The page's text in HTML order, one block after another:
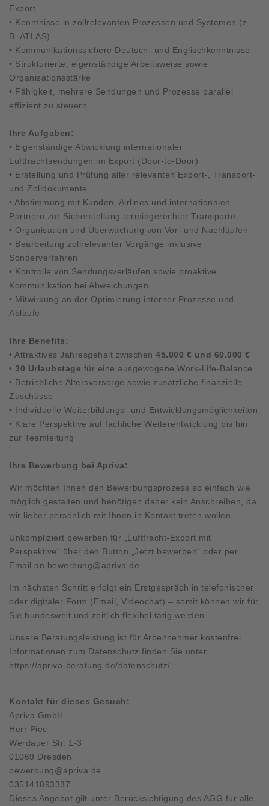
Export
• Kenntnisse in zollrelevanten Prozessen und Systemen (z.
B. ATLAS)
• Kommunikationssichere Deutsch- und Englischkenntnisse
• Strukturierte, eigenständige Arbeitsweise sowie
Organisationsstärke
• Fähigkeit, mehrere Sendungen und Prozesse parallel
effizient zu steuern
Ihre Aufgaben:
• Eigenständige Abwicklung internationaler
Luftfrachtsendungen im Export (Door-to-Door)
• Erstellung und Prüfung aller relevanten Export-, Transport-
und Zolldokumente
• Abstimmung mit Kunden, Airlines und internationalen
Partnern zur Sicherstellung termingerechter Transporte
• Organisation und Überwachung von Vor- und Nachläufen
• Bearbeitung zollrelevanter Vorgänge inklusive
Sonderverfahren
• Kontrolle von Sendungsverläufen sowie proaktive
Kommunikation bei Abweichungen
• Mitwirkung an der Optimierung interner Prozesse und
Abläufe
Ihre Benefits:
• Attraktives Jahresgehalt zwischen 45.000 € und 60.000 €
• 30 Urlaubstage für eine ausgewogene Work-Life-Balance
• Betriebliche Altersvorsorge sowie zusätzliche finanzielle
Zuschüsse
• Individuelle Weiterbildungs- und Entwicklungsmöglichkeiten
• Klare Perspektive auf fachliche Weiterentwicklung bis hin
zur Teamleitung
Ihre Bewerbung bei Apriva:
Wir möchten Ihnen den Bewerbungsprozess so einfach wie
möglich gestalten und benötigen daher kein Anschreiben, da
wir lieber persönlich mit Ihnen in Kontakt treten wollen.
Unkompliziert bewerben für „Luftfracht-Export mit
Perspektive“ über den Button „Jetzt bewerben“ oder per
Email an bewerbung@apriva.de
Im nächsten Schritt erfolgt ein Erstgespräch in telefonischer
oder digitaler Form (Email, Videochat) – somit können wir für
Sie bundesweit und zeitlich flexibel tätig werden.
Unsere Beratungsleistung ist für Arbeitnehmer kostenfrei.
Informationen zum Datenschutz finden Sie unter
https://apriva-beratung.de/datenschutz/
Kontakt für dieses Gesuch:
Apriva GmbH
Herr Piec
Werdauer Str. 1-3
01069 Dresden
bewerbung@apriva.de
035141893337
Dieses Angebot gilt unter Berücksichtigung des AGG für alle